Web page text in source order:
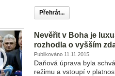
Přehrát...
Nevěřit v Boha je
rozhodla o vyšším
Publikováno 11.11.2015
Daňová úprava byla
režimu a vstoupí v